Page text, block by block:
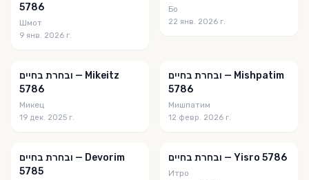
5786
Шмот
9 янв. 2026 г.
Бо
22 янв. 2026 г.
ובחרת בחיים — Mikeitz
5786
Микец
19 дек. 2025 г.
ובחרת בחיים — Mishpatim
5786
Мишпатим
12 февр. 2026 г.
ובחרת בחיים — Devorim
5785
ובחרת בחיים — Yisro 5786
Итро